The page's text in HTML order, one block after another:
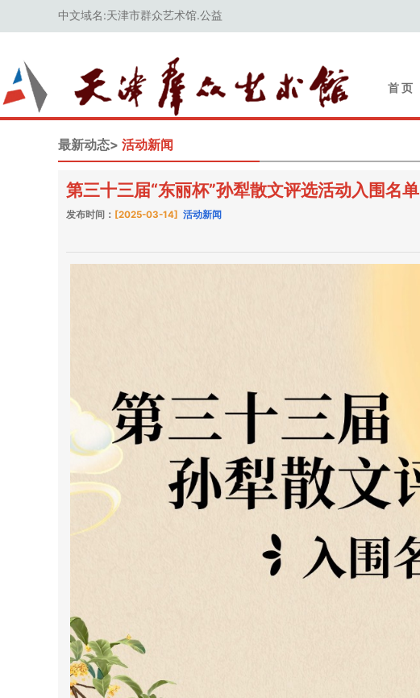
中文域名:天津市群众艺术馆.公益
首 页
最新动态> 活动新闻
第三十三届“东丽杯”孙犁散文评选活动入围名单
发布时间： [2025-03-14] 活动新闻